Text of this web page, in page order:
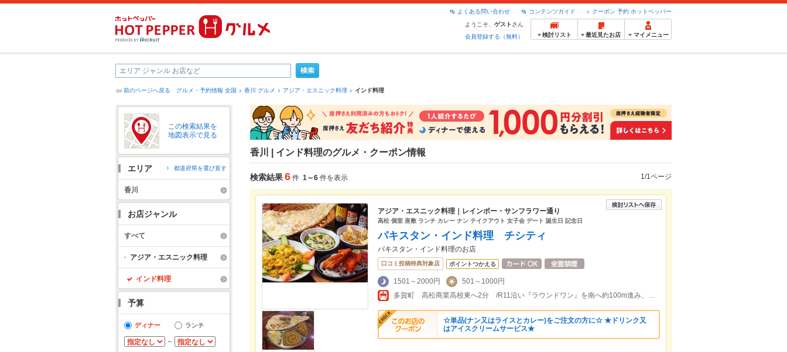
クーポン 予約 ホットペッパー
コンテンツガイド
よくある問い合わせ
ようこそ、 ゲスト さん
会員登録する（無料）
検討リスト 最近見たお店 マイメニュー
前のページへ戻る グルメ・予約情報 全国 香川 グルメ アジア・エスニック料理 インド料理
この検索結果を
地図表示で見る
エリア 都道府県を選び直す
香川
お店ジャンル
すべて
アジア・エスニック料理
インド料理
予算
ディナー ランチ
～
香川 | インド料理のグルメ・クーポン情報
検索結果6 件 1～6 件を表示 1/1ページ
アジア・エスニック料理｜レインボー・サンフラワー通り
高松 個室 座敷 ランチ カレー ナン テイクアウト 女子会 デート 誕生日 記念日
パキスタン・インド料理 チシティ
パキスタン・インド料理のお店
口コミ投稿特典対象店 ポイントつかえる
1501～2000円
501～1000円
多賀町 高松商業高校東へ2分 /R11沿い『ラウンドワン』を南へ約100m進み、ローソンのある交差点を西に約50m
☆単品(ナン又はライスとカレー)をご注文の方に☆ ★ドリンク又
はアイスクリームサービス★